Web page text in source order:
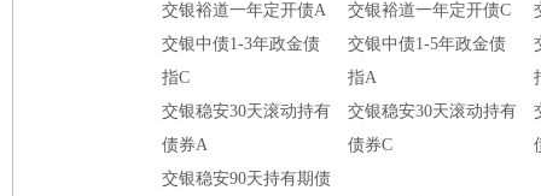
交银裕道一年定开债A 交银裕道一年定开债C
交银中债1-3年政金债
指C
交银中债1-5年政金债
指A
交银稳安30天滚动持有
债券A
交银稳安30天滚动持有
债券C
交银稳安90天持有期债